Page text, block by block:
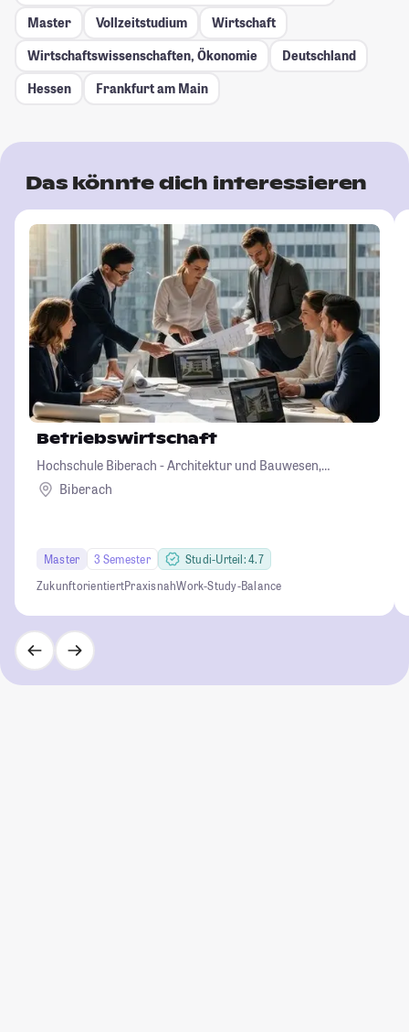
Master
Vollzeitstudium
Wirtschaft
Wirtschaftswissenschaften, Ökonomie
Deutschland
Hessen
Frankfurt am Main
Das könnte dich interessieren
Betriebswirtschaft
Hochschule Biberach - Architektur und Bauwesen,
Betriebswirtschaft und Biotechnologie
Biberach
Master 3 Semester
Studi-Urteil: 4.7
ZukunftorientiertPraxisnahWork-Study-Balance